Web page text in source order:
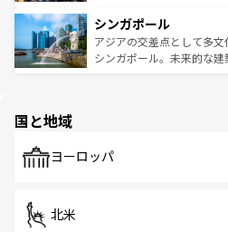
参照してほしい。
激する。気候は一年中温暖
が待っている。親しみや
た文化、そして多様な観
み、どこを訪れても感動す
ており、効率よく見どこ
うな絶景から文化的な体
シンガポール
アジアの交差点として多
シンガポール。未来的な
で、ホーカーズは地元の風
国と地域
ヨーロッパ
北米